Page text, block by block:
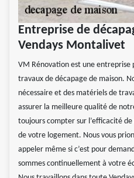
Entreprise de
Vendays Montalivet
VM Rénovation est une entreprise
travaux de décapage de maison.
nécessaire et des matériels de
assurer la meilleure qualité de
toujours compter sur l’efficacité
de votre logement. Nous vous
appeler même si c’est pour
sommes continuellement à votre